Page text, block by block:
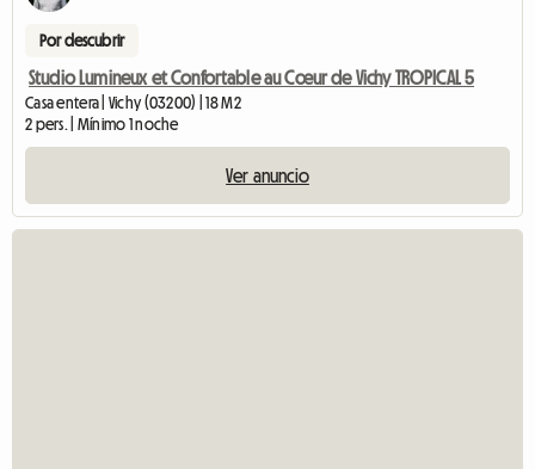
Por descubrir
Studio Lumineux et Confortable au Cœur de Vichy TROPICAL 5
Casa entera | Vichy (03200) | 18 M2
2 pers. | Mínimo 1 noche
Ver anuncio